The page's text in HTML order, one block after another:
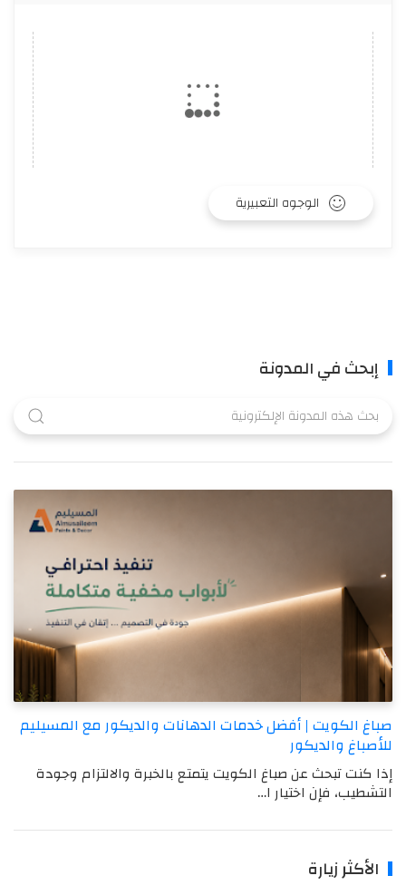
الوجوه التعبيرية
إبحث في المدونة
صباغ الكويت | أفضل خدمات الدهانات والديكور مع المسيليم
للأصباغ والديكور
إذا كنت تبحث عن صباغ الكويت يتمتع بالخبرة والالتزام وجودة
التشطيب، فإن اختيار ا…
الأكثر زيارة